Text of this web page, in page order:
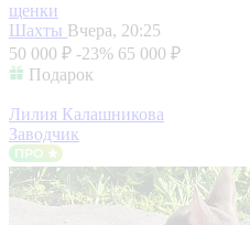
щенки
Шахты Вчера, 20:25
50 000 ₽ -23% 65 000 ₽
Подарок
Лилия Калашникова
Заводчик